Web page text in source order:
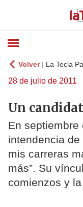
Volver| La Tecla
28 de julio de 2011
Un
En septiembre
intendencia de
mis carreras
más”. Su
comienzos y